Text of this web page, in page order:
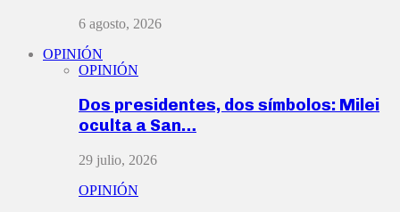
6 agosto, 2026
OPINIÓN
OPINIÓN
Dos presidentes, dos símbolos: Milei
oculta a San…
29 julio, 2026
OPINIÓN